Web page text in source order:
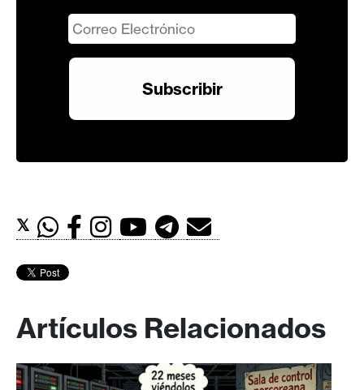
𝕏
Artículos Relacionados